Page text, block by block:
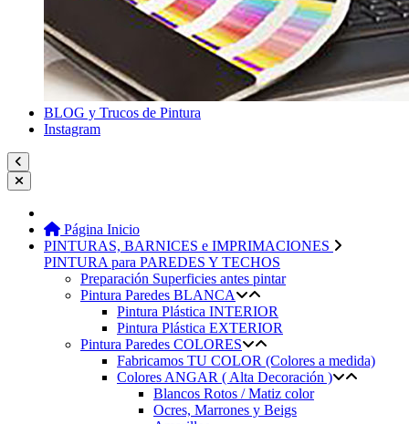
BLOG y Trucos de Pintura
Instagram
Página Inicio
PINTURAS, BARNICES e IMPRIMACIONES
PINTURA para PAREDES Y TECHOS
Preparación Superficies antes pintar
Pintura Paredes BLANCA
Pintura Plástica INTERIOR
Pintura Plástica EXTERIOR
Pintura Paredes COLORES
Fabricamos TU COLOR (Colores a medida)
Colores ANGAR ( Alta Decoración )
Blancos Rotos / Matiz color
Ocres, Marrones y Beigs